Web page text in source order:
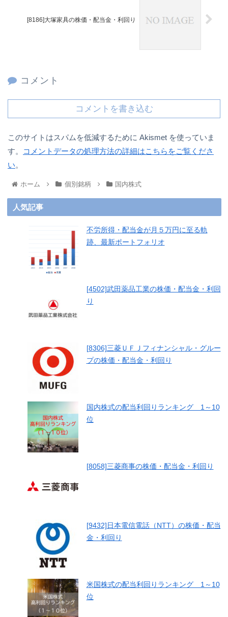
[8186]大塚家具の株価・配当金・利回り
コメント
コメントを書き込む
このサイトはスパムを低減するために Akismet を使っていま
す。
コメントデータの処理方法の詳細はこちらをご覧くださ
い。
ホーム 個別銘柄 国内株式
人気記事
不労所得・配当金が月５万円に至る軌
跡、最新ポートフォリオ
[4502]武田薬品工業の株価・配当金・利回
り
[8306]三菱ＵＦＪフィナンシャル・グルー
プの株価・配当金・利回り
国内株式の配当利回りランキング 1～10
位
[8058]三菱商事の株価・配当金・利回り
[9432]日本電信電話（NTT）の株価・配当
金・利回り
米国株式の配当利回りランキング 1～10
位